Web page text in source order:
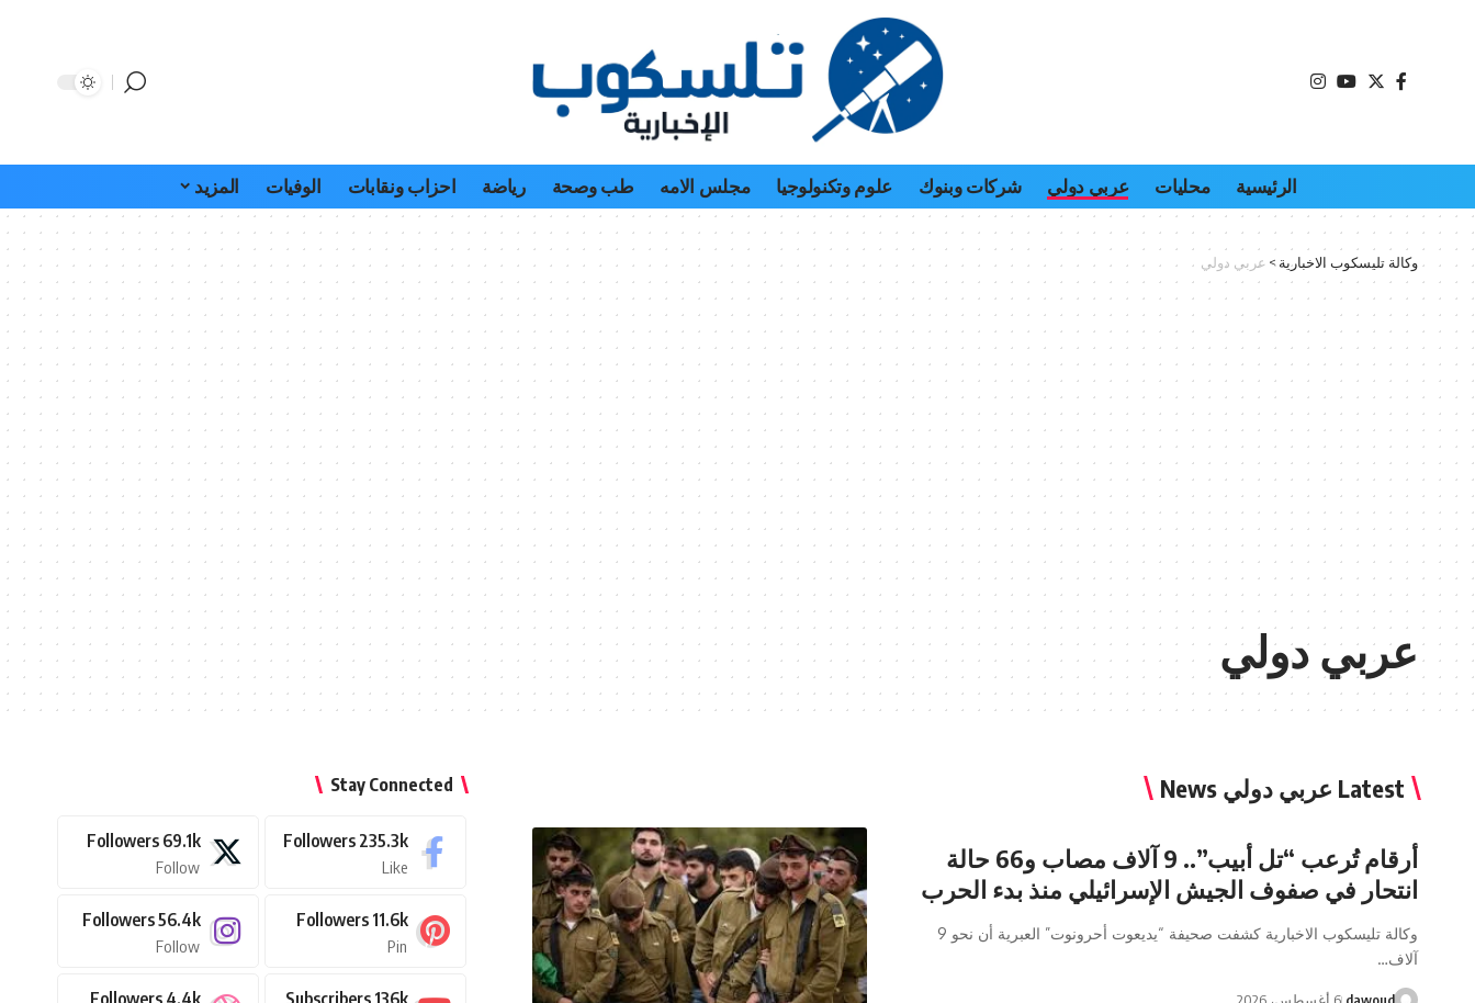
الرئيسية محليات عربي دولي شركات وبنوك علوم وتكنولوجيا مجلس الامه طب وصحة رياضة احزاب ونقابات الوفيات المزيد
وكالة تليسكوب الاخبارية> عربي دولي
عربي دولي
Latest عربي دولي News
أرقام تُرعب “تل أبيب”.. 9 آلاف مصاب و66 حالة
انتحار في صفوف الجيش الإسرائيلي منذ بدء الحرب
وكالة تليسكوب الاخبارية كشفت صحيفة “يديعوت أحرونوت” العبرية أن نحو 9
آلاف…
Stay Connected
235.3k
Followers
Like
69.1k
Followers
Follow
11.6k
Followers
Pin
56.4k
Followers
Follow
136k
Subscribers
4.4k
Followers